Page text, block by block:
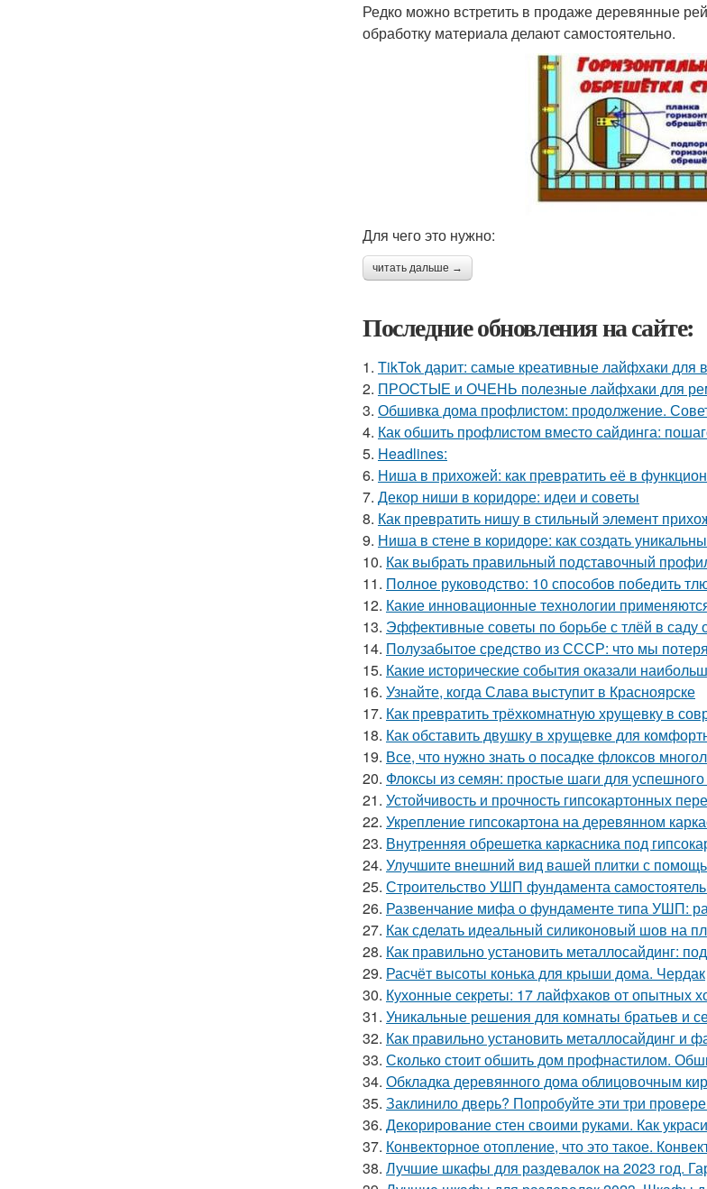
Редко можно встретить в продаже деревянные
обработку материала делают самостоятельно.
Для чего это нужно:
читать дальше →
Последние обновления на сайте:
1. TikTok дарит: самые креативные лайфхаки для
2. ПРОСТЫЕ и ОЧЕНЬ полезные лайфхаки для
3. Обшивка дома профлистом: продолжение.
4. Как обшить профлистом вместо сайдинга:
5. Headlines:
6. Ниша в прихожей: как превратить её в
7. Декор ниши в коридоре: идеи и советы
8. Как превратить нишу в стильный элемент
9. Ниша в стене в коридоре: как создать
10. Как выбрать правильный подставочный
11. Полное руководство: 10 способов победить
12. Какие инновационные технологии
13. Эффективные советы по борьбе с тлёй в саду
14. Полузабытое средство из СССР: что мы
15. Какие исторические события оказали
16. Узнайте, когда Слава выступит в Красноярске
17. Как превратить трёхкомнатную хрущевку в
18. Как обставить двушку в хрущевке для
19. Все, что нужно знать о посадке флоксов
20. Флоксы из семян: простые шаги для
21. Устойчивость и прочность гипсокартонных
22. Укрепление гипсокартона на деревянном
23. Внутренняя обрешетка каркасника под
24. Улучшите внешний вид вашей плитки с
25. Строительство УШП фундамента
26. Развенчание мифа о фундаменте типа УШП:
27. Как сделать идеальный силиконовый шов на
28. Как правильно установить металлосайдинг:
29. Расчёт высоты конька для крыши дома. Чердак
30. Кухонные секреты: 17 лайфхаков от опытных
31. Уникальные решения для комнаты братьев и
32. Как правильно установить металлосайдинг и
33. Сколько стоит обшить дом профнастилом.
34. Обкладка деревянного дома облицовочным
35. Заклинило дверь? Попробуйте эти три
36. Декорирование стен своими руками. Как
37. Конвекторное отопление, что это такое.
38. Лучшие шкафы для раздевалок на 2023 год.